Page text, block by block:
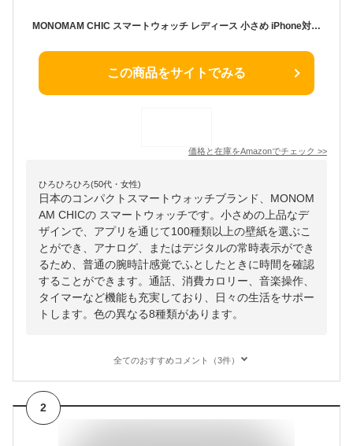
MONOMAM CHIC スマートウォッチ レディース 小さめ iPhone対応 アンドロイド対応 AMOLED 常時表示 丸型 ベルト幅20mm メンズ 活動量計 Line 着信通知 (Beige)
この商品をサイトでみる
価格と在庫をAmazonでチェック >>
ひろひろひろ(50代・女性)
日本のコンパクトスマートウォッチブランド、MONOM
AM CHICの スマートウォッチです。小さめの上品なデ
ザインで、アプリを通じて100種類以上の壁紙を選ぶこ
とができ、アナログ、またはデジタルの常時表示ができ
るため、普通の腕時計感覚でふとしたときに時間を確認
することができます。通話、消費カロリー、音楽操作、
タイマーなど機能も充実しており、日々の生活をサポー
トします。色の異なる8種類があります。
全てのおすすめコメント（3件）
2